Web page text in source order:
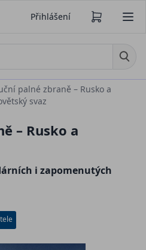
Přihlášení
palné zbraně – Rusko a
svaz
– Rusko a
i zapomenutých